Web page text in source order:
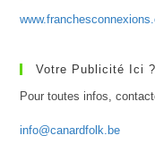
Votre Publicité Ici ?
Pour toutes infos,
info@canardfolk.be